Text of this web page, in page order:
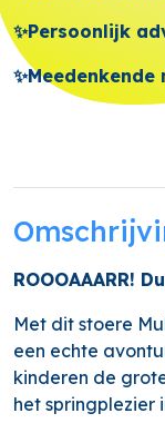
✨Persoonlijk
ROOOAAARR!
Met dit stoere
een echte
kinderen de
het springplezier